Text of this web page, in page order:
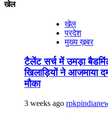
खेल
खेल
प्रदेश
मुख्य ख़बर
टैलेंट सर्च में उमड़ा
खिलाड़ियों ने आजमाया
मौका
3 weeks ago